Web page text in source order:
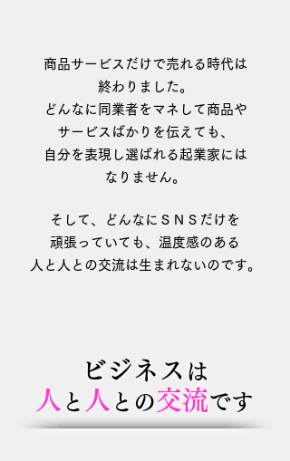
商品サービスだけで売れる時代は
終わりました。
どんなに同業者をマネして商品や
サービスばかりを伝えても、
自分を表現し選ばれる起業家には
なりません。
そして、どんなにＳＮＳだけを
頑張って いても、温度感のある
人と人との交流は生まれないのです。
ビジネス は
人 と 人 との交流です